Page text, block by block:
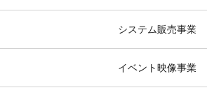
システム販売事業
イベント映像事業